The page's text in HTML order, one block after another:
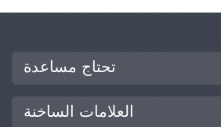
تحتاج مساعدة
العلامات الساخنة